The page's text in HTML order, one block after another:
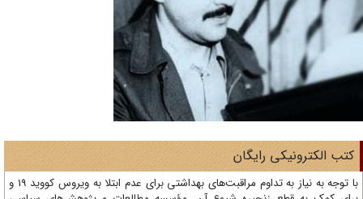
الکترونیکی رایگان
با توجه به نیاز به تداوم مراقبت‌های بهداشتی برای عدم ابتلا به ویروس کووید 19 و